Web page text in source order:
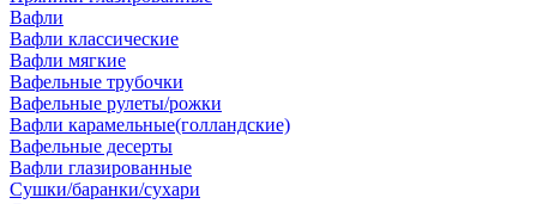
Вафли
Вафли классические
Вафли мягкие
Вафельные трубочки
Вафельные рулеты/рожки
Вафли карамельные(голландские)
Вафельные десерты
Вафли глазированные
Сушки/баранки/сухари